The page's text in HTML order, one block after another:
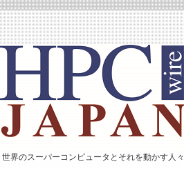
世界のスーパーコンピュータとそれを動かす人々